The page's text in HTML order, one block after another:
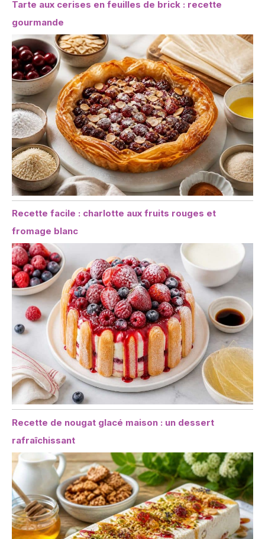
Tarte aux cerises en feuilles de brick : recette
gourmande
Recette facile : charlotte aux fruits rouges et
fromage blanc
Recette de nougat glacé maison : un dessert
rafraîchissant